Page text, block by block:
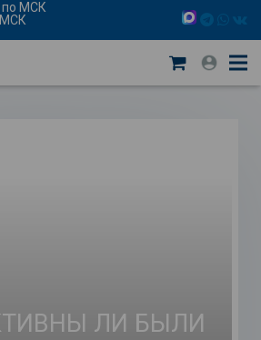
по МСК
МСК
ЛИ БЫЛИ